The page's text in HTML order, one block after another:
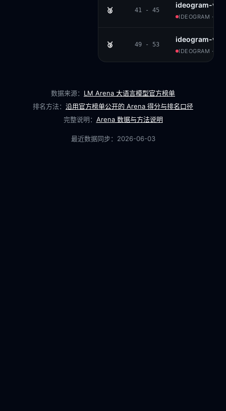
🥈 41 - 45
ideogram-
IDEOGRAM ·
🥉 49 - 53
ideogram-v2
IDEOGRAM ·
数据来源： LM Arena 大语言模型官方榜单
排名方法： 沿用官方榜单公开的 Arena 得分与排名口径
完整说明： Arena 数据与方法说明
最近数据同步： 2026-06-03